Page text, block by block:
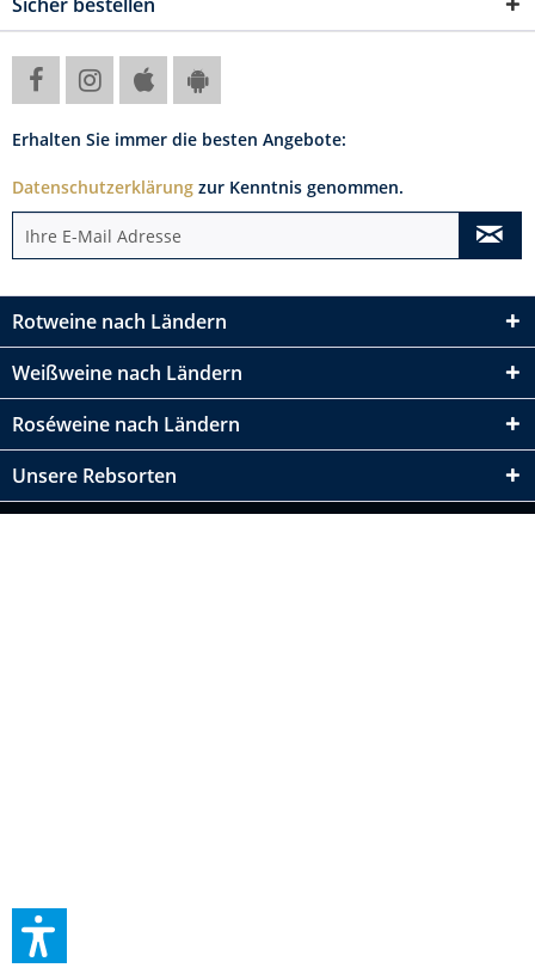
Erhalten Sie immer die besten Angebote:
Datenschutzerklärung zur Kenntnis genommen.
Rotweine nach Ländern
Weißweine nach Ländern
Roséweine nach Ländern
Unsere Rebsorten